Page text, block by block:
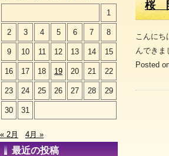
1
2 3 4 5 6 7 8
9 10 11 12 13 14 15
16 17 18 19 20 21 22
23 24 25 26 27 28 29
30 31
« 2月 4月 »
最近の投稿
桜
こんに
んでき
Posted